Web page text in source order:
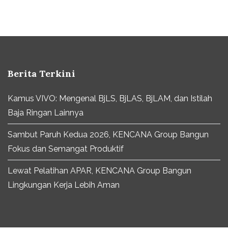
Berita Terkini
Kamus VIVO: Mengenal BjLS, BjLAS, BjLAM, dan Istilah
Baja Ringan Lainnya
Sambut Paruh Kedua 2026, KENCANA Group Bangun
Fokus dan Semangat Produktif
Lewat Pelatihan APAR, KENCANA Group Bangun
Lingkungan Kerja Lebih Aman